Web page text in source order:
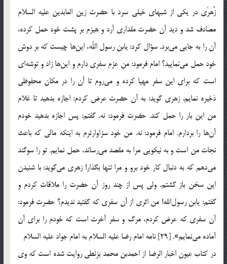
زُهرَی در یکی از شبهای خیلی سرد با حضرت زین العابدین علیه السلام
مصادف شد و دید آن حضرت مقداری آرد و هیزم بر پشت خود حمل کرده،
آن را به جایی می‌برد. سؤال کرد: یابن رسول اللّه، این‌ها چیست که بر دوش
خود حمل می‌نمایید؟ امام فرمود: من عزم سفری دارم و این‌ها زاد و توشه‌ای
است که برای این سفر مهیا کرده و می‌روم تا آن را در مکان محفوظی
ذخیره نمایم. زهری گوید: به آن حضرت عرض کردم: اجازه بدهید تا غلام
من این بار را حمل کند. حضرت فرمود: نه. گفتم: پس اجازه بدهید خودم
آن‌ها را بردارم. امام فرمود: نه. من خود سزاوارترم به اینکه مالی که باعث
نجات من است و به نیکویی مرا به مقصد می‌رساند، حمل نمایم. تو را سوگند
می‌دهم که به دنبال کار خود برو و مرا تنها بگذار! زهری می‌گوید: با شنیدن
این سخن باز گشتم. ولی پس از چند روز آن حضرت را ملاقات کردم و
گفتم: یابن رسول‌الله! من اثری از آن سفری که گفتید ندیدم؟ حضرت فرمود:
آن سفری که عرض کردم، مرگ و سفر آخرت است که خودم را برای آن
آماده می‌نمایم». [29] نامه امام رضا علیه السلام به امام جواد علیه السلام
در کتاب عیون اخبار الرضا از احمدبن محمد بزنطی روایت شده است که وی